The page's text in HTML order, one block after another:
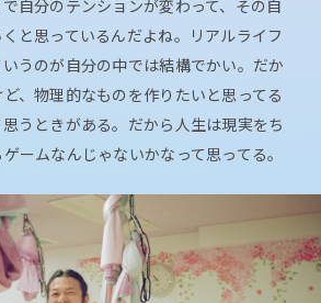
自分のテンションが変わって、その自
と思っているんだよね。リアルライフ
うのが自分の中では結構でかい。だか
、物理的なものを作りたいと思ってる
うときがある。だから人生は現実をち
ームなんじゃないかなって思ってる。